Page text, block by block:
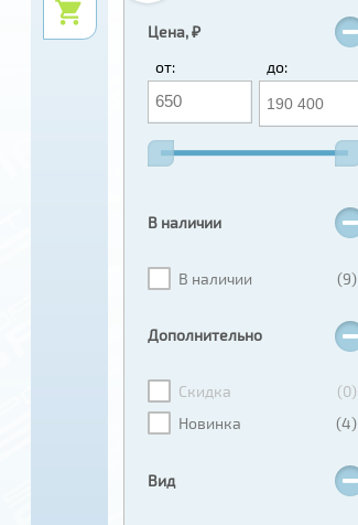
Цена, ₽
от:
до:
В наличии
В наличии (9)
Дополнительно
Скидка
(0)
Новинка
(4)
Вид